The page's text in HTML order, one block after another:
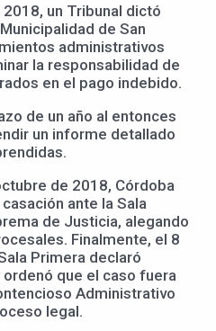
un Tribunal dictó
de San
administrativos
la responsabilidad de
en el pago indebido.
de un año al entonces
un informe detallado
de 2018, Córdoba
ante la Sala
de Justicia, alegando
Finalmente, el 8
Primera declaró
que el caso fuera
Administrativo
legal.